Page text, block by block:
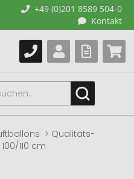
+49 (0)201 8589 504-0
Kontakt
Qualitäts-
110 cm